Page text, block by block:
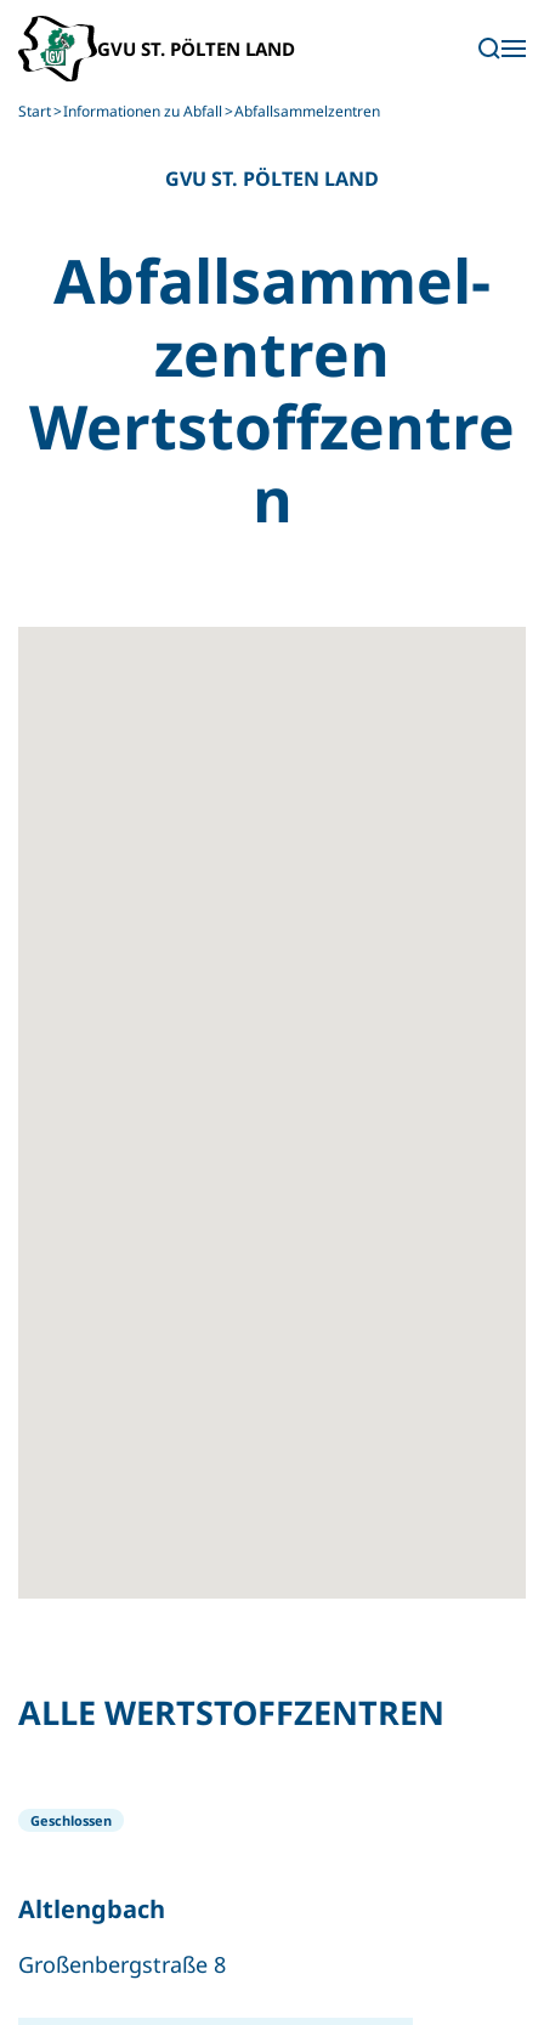
Skip to main content
Start Informationen zu Abfall Abfall­sammelzentren
GVU ST. PÖLTEN LAND
Abfall­sammel­
zentren
Wertstoffzentre
n
ALLE WERTSTOFFZENTREN
Geschlossen
Altlengbach
Großenbergstraße 8